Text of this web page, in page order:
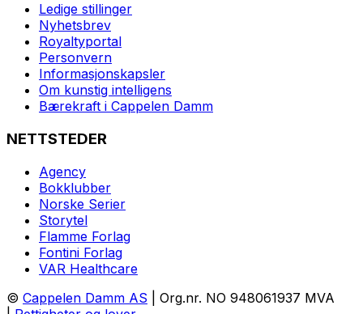
Ledige stillinger
Nyhetsbrev
Royaltyportal
Personvern
Informasjonskapsler
Om kunstig intelligens
Bærekraft i Cappelen Damm
NETTSTEDER
Agency
Bokklubber
Norske Serier
Storytel
Flamme Forlag
Fontini Forlag
VAR Healthcare
© Cappelen Damm AS | Org.nr. NO 948061937 MVA